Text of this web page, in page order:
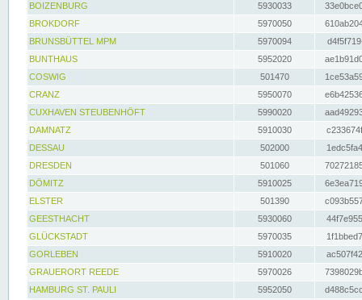
BOIZENBURG
5930033
BROKDORF
5970050
BRUNSBÜTTEL MPM
5970094
BUNTHAUS
5952020
COSWIG
501470
CRANZ
5950070
CUXHAVEN STEUBENHÖFT
5990020
DAMNATZ
5910030
DESSAU
502000
DRESDEN
501060
DÖMITZ
5910025
ELSTER
501390
GEESTHACHT
5930060
GLÜCKSTADT
5970035
GORLEBEN
5910020
GRAUERORT REEDE
5970026
HAMBURG ST. PAULI
5952050